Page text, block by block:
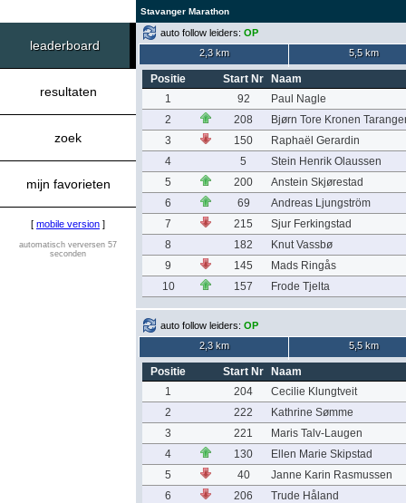
Stavanger Marathon
leaderboard
resultaten
zoek
mijn favorieten
[ mobile version ]
automatisch verversen 57
seconden
auto follow leiders: OP
2,3 km
5,5 km
Positie Start Nr
Naam
1
92
Paul Nagle
2
208
Bjørn Tore Kronen
3
150
Raphaël Gerardin
4
5
Stein Henrik Olaussen
5
200
Anstein Skjørestad
6
69
Andreas Ljungström
7
215
Sjur Ferkingstad
8
182
Knut Vassbø
9
145
Mads Ringås
10
157 Frode Tjelta
auto follow leiders: OP
2,3 km
5,5 km
Positie Start Nr
Naam
1
204
Cecilie Klungtveit
2
222
Kathrine Sømme
3
221
Maris Talv-Laugen
4
130
Ellen Marie Skipstad
5
40
Janne Karin Rasmussen
6
206
Trude Håland